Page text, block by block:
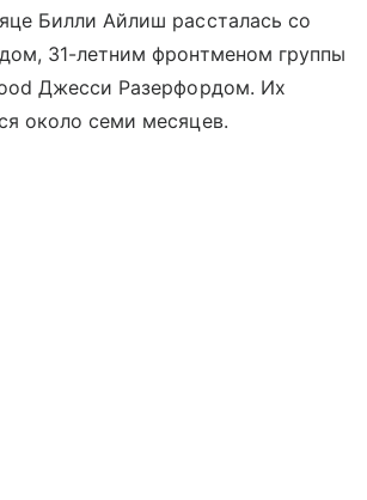
Билли Айлиш рассталась со
31-летним фронтменом группы
Джесси Разерфордом. Их
около семи месяцев.